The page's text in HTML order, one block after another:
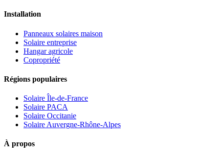
Installation
Panneaux solaires maison
Solaire entreprise
Hangar agricole
Copropriété
Régions populaires
Solaire Île-de-France
Solaire PACA
Solaire Occitanie
Solaire Auvergne-Rhône-Alpes
À propos